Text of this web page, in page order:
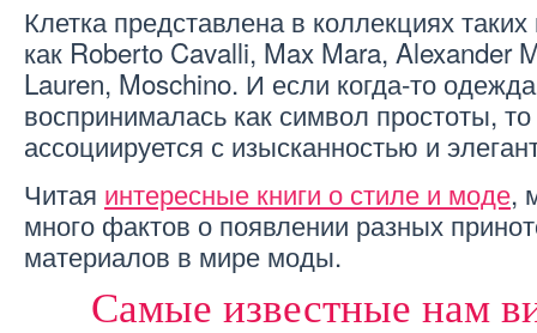
Клетка представлена в коллекциях
как Roberto Cavalli, Max Mara, Alexander
Lauren, Moschino. И если когда-то
воспринималась как символ простоты,
ассоциируется с изысканностью и
Читая интересные книги о стиле и моде,
много фактов о появлении разных
материалов в мире моды.
Самые известные нам